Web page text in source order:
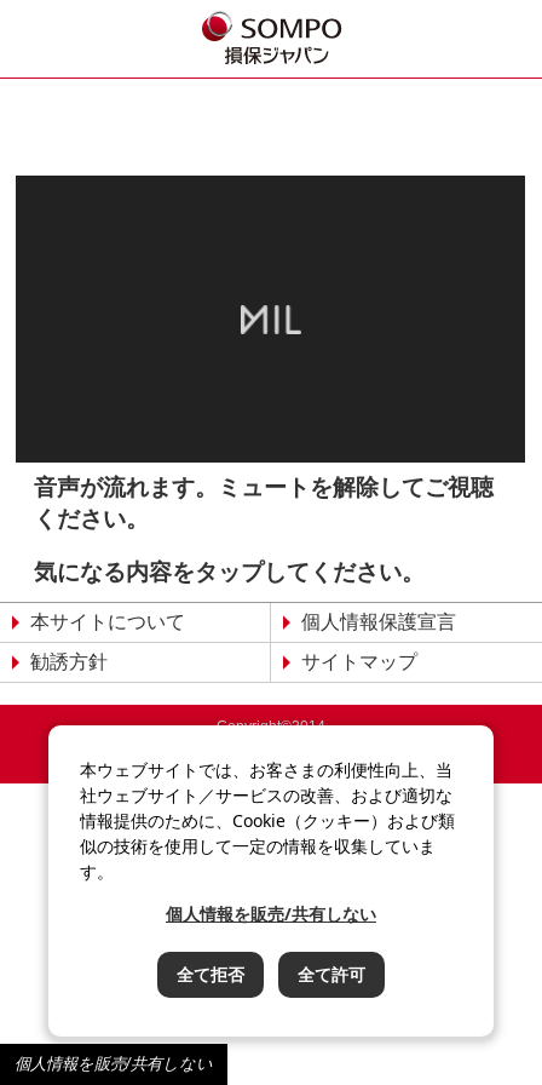
音声が流れます。ミュートを解除してご視聴
ください。
気になる内容をタップしてください。
本サイトについて
個人情報保護宣言
勧誘方針
サイトマップ
Copyright©2014
個人情報を販売/共有しない
本ウェブサイトでは、お客さまの利便性向上、当
社ウェブサイト／サービスの改善、および適切な
情報提供のために、Cookie（クッキー）および類
似の技術を使用して一定の情報を収集していま
す。
個人情報を販売/共有しない
全て拒否 全て許可